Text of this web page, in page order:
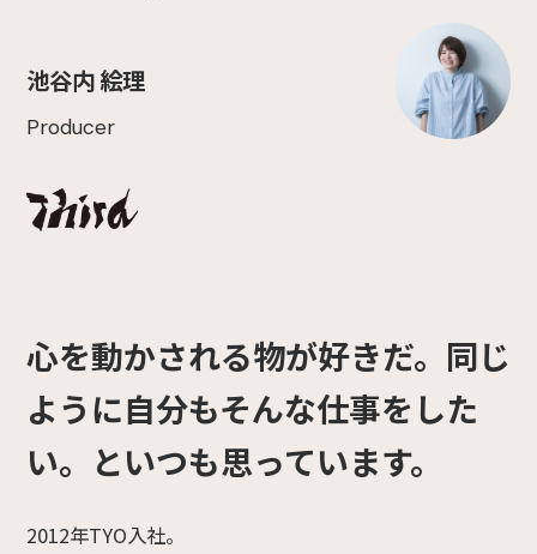
池谷内 絵理
Producer
心を動かされる物が好きだ。同じ
ように自分もそんな仕事をした
い。といつも思っています。
2012年TYO入社。